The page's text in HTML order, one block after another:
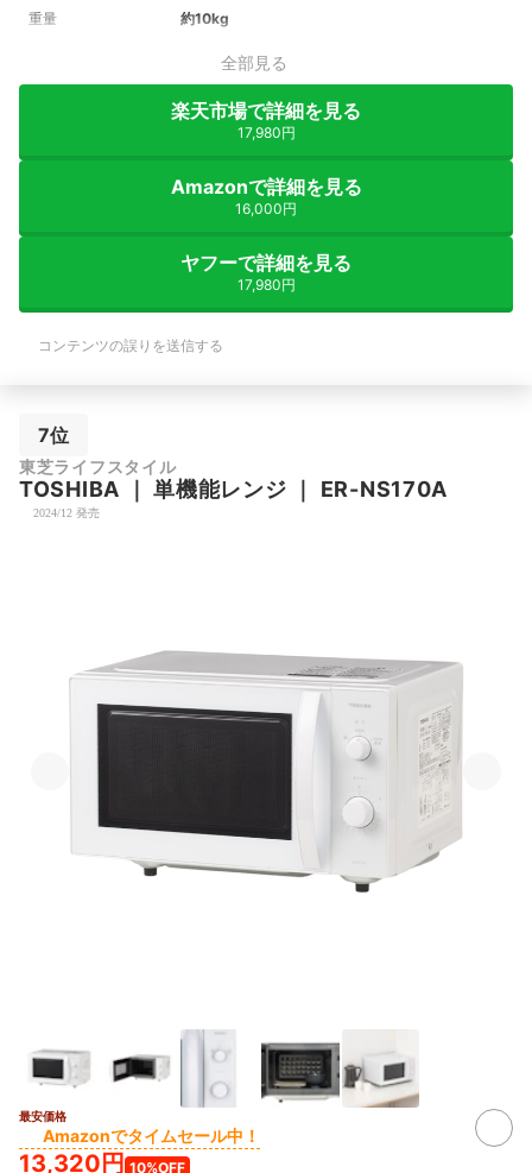
重量 約10kg
全部見る
楽天市場で詳細を見る
17,980円
Amazonで詳細を見る
16,000円
ヤフーで詳細を見る
17,980円
コンテンツの誤りを送信する
7位
東芝ライフスタイル
TOSHIBA ｜単機能レンジ ER-NS170A
2024/12 発売
最安価格
Amazonでタイムセール中！
13,320円 10%OFF